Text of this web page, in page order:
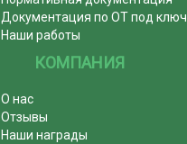
Документация по ОТ под ключ
Наши работы
КОМПАНИЯ
О нас
Отзывы
Наши награды